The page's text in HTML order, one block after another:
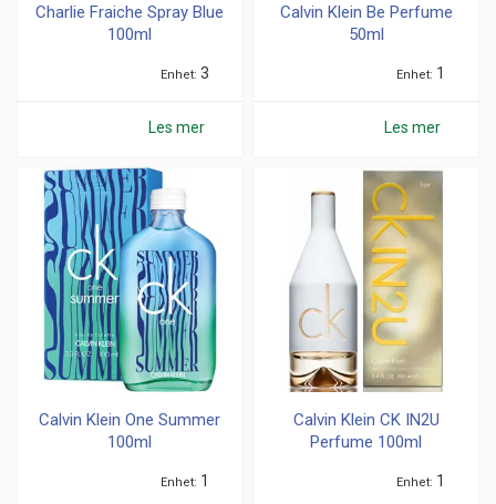
Charlie Fraiche Spray Blue
100ml
Enhet 3
Les mer
Calvin Klein Be Perfume
50ml
Enhet 1
Les mer
Calvin Klein One Summer
100ml
Enhet 1
Calvin Klein CK IN2U
Perfume 100ml
Enhet 1